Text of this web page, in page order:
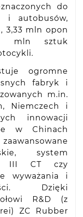
do
i autobusów,
3,33 mln opon
mln sztuk
ogromne
fabryk i
m.in.
Niemczech i
innowacji
w Chinach
system
III CT czy
wyważania i
Dzięki
R&D (z
ZC Rubber